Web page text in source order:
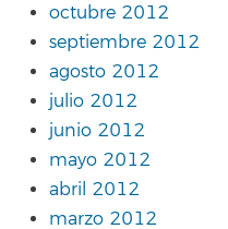
octubre 2012
septiembre 2012
agosto 2012
julio 2012
junio 2012
mayo 2012
abril 2012
marzo 2012